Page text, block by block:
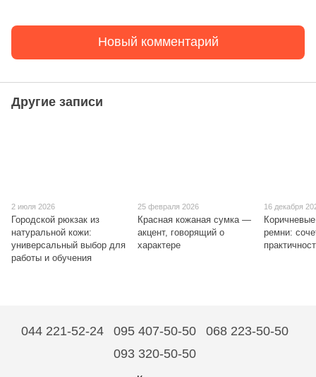
Новый комментарий
Другие записи
2 июля 2026
Городской рюкзак из
натуральной кожи:
универсальный выбор для
работы и обучения
25 февраля 2026
Красная кожаная сумка —
акцент, говорящий о
характере
16 декабря
ремни:
044 221-52-24 095 407-50-50
068 223-50-50
093 320-50-50